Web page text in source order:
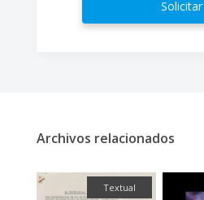
Solicitar
Archivos relacionados